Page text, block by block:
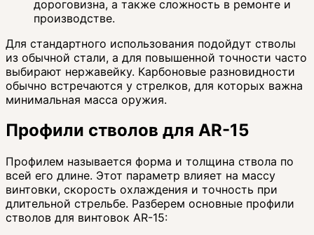
дороговизна, а также сложность в ремонте и
производстве.
Для стандартного использования подойдут стволы
из обычной стали, а для повышенной точности часто
выбирают нержавейку. Карбоновые разновидности
обычно встречаются у стрелков, для которых важна
минимальная масса оружия.
Профили стволов для AR-15
Профилем называется форма и толщина ствола по
всей его длине. Этот параметр влияет на массу
винтовки, скорость охлаждения и точность при
длительной стрельбе. Разберем основные профили
стволов для винтовок AR-15: